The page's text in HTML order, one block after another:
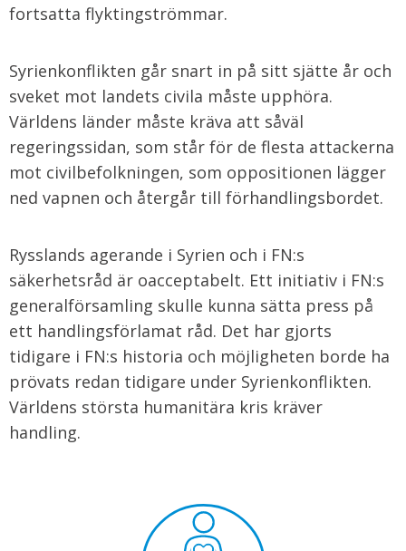
fortsatta flyktingströmmar.
Syrienkonflikten går snart in på sitt sjätte år och
sveket mot landets civila måste upphöra.
Världens länder måste kräva att såväl
regeringssidan, som står för de flesta attackerna
mot civilbefolkningen, som oppositionen lägger
ned vapnen och återgår till förhandlingsbordet.
Rysslands agerande i Syrien och i FN:s
säkerhetsråd är oacceptabelt. Ett initiativ i FN:s
generalförsamling skulle kunna sätta press på
ett handlingsförlamat råd. Det har gjorts
tidigare i FN:s historia och möjligheten borde ha
prövats redan tidigare under Syrienkonflikten.
Världens största humanitära kris kräver
handling.